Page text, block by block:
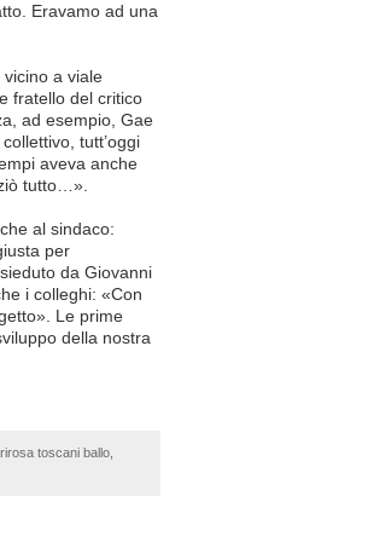
Eravamo ad una
a viale
fratello del critico
ad esempio, Gae
tutt’oggi
aveva anche
tutto…».
al sindaco:
per
da Giovanni
i colleghi: «Con
Le prime
della nostra
toscani ballo